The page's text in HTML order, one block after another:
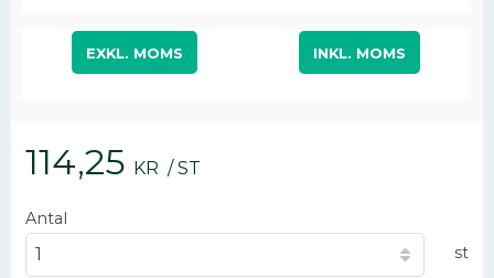
114,25 KR /ST
Antal
st
EXKL. MOMS INKL. MOMS